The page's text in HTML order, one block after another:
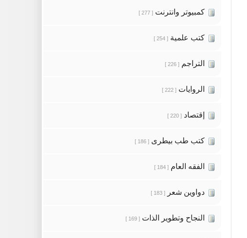
كمبيوتر وانترنت [ 277 ]
كتب علمية [ 254 ]
التراجم [ 226 ]
الروايات [ 222 ]
إقتصاد [ 220 ]
كتب طب بيطرى [ 186 ]
الفقه العام [ 184 ]
دواوين شعر [ 183 ]
النجاح وتطوير الذات [ 169 ]